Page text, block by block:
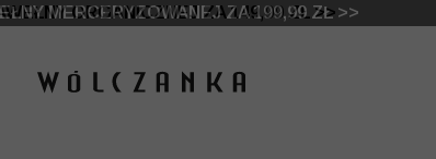
ORGANICZNEJ ZA 149,99 ZŁ >>
-30% NA DRUGI I TRZECI PRODUKT >>